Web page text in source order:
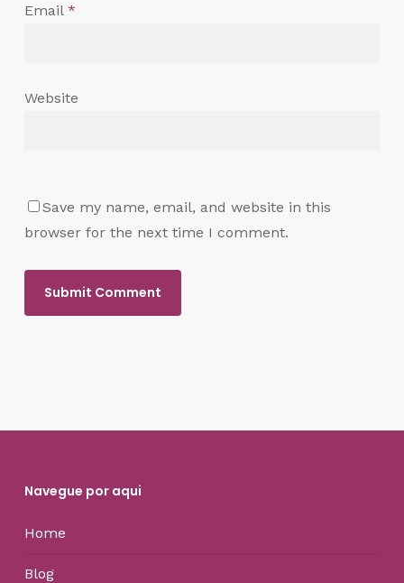
Email *
Website
Save my name, email, and website in this
browser for the next time I comment.
Navegue por aqui
Home
Blog